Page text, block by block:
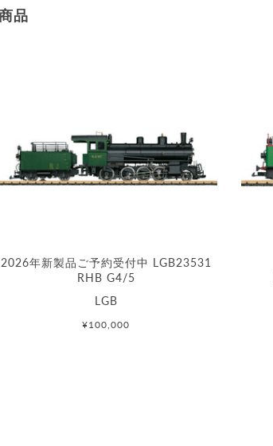
品
2026年新製品ご予約受付中 LGB23531
RHB G4/5
LGB
¥100,000